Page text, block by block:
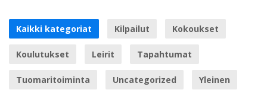
Kaikki kategoriat Kilpailut Kokoukset
Koulutukset Leirit Tapahtumat
Tuomaritoiminta Uncategorized Yleinen